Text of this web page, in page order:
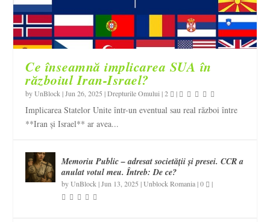
Ce înseamnă implicarea SUA în
războiul Iran-Israel?
byUnBlock |Jun 26, 2025 |Drepturile Omului |2 |
Implicarea Statelor Unite într-un eventual sau real război între
**Iran și Israel** ar avea...
Memoriu Public – adresat societății și presei. CCR a
anulat votul meu. Întreb: De ce?
byUnBlock |Jun 13, 2025 |Unblock Romania|0 |